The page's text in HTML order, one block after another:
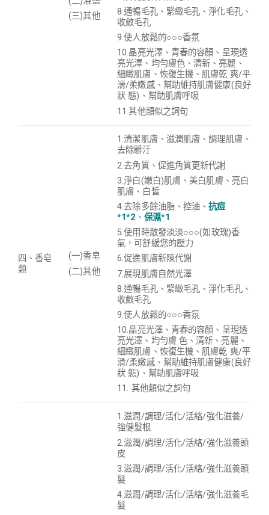
(三)其他
8.通暢毛孔、緊緻毛孔、淨化毛孔、
收斂毛孔
9.使人放鬆的○○○香氛
10.晶亮光澤、青春的容顏、呈現透
亮光澤、均勻膚色、清新、亮麗、
細緻肌膚、恢復生機、肌膚乾 爽/平
滑/柔嫩感、幫助維持肌膚健康(良好
狀 態)、 幫助肌膚呼吸
11.其他類似之詞句
四、香皂
類
(一)香皂
(二)其他
1.清潔肌膚、滋潤肌膚、調理肌膚、
去除髒汙
2.去角質、促進角質更新代謝
3.淨白(嫩白)肌膚、美白肌膚、亮白
肌膚、白皙
4.去除多餘油脂、控油、抗痘
*1*2 、 保濕*1
5.使用時散發淡淡○○○(如玫瑰)香
氣，可舒緩您的壓力
6.促進肌膚新陳代謝
7.展現肌膚自然光澤
8.通暢毛孔、緊緻毛孔、淨化毛孔、
收斂毛孔
9.使人放鬆的○○○香氛
10.晶亮光澤、青春的容顏、呈現透
亮光澤、均勻膚 色、清新、亮麗、
細緻肌膚、恢復生機、肌膚乾 爽/平
滑/柔嫩感、幫助維持肌膚健康(良好
狀 態)、 幫助肌膚呼吸
11. 其他類似之詞句
1.滋潤/調理/活化/活絡/強化滋養/
強健髮根
2.滋潤/調理/活化/活絡/強化滋養頭
皮
3.滋潤/調理/活化/活絡/強化滋養頭
髮
4.滋潤/調理/活化/活絡/強化滋養毛
髮